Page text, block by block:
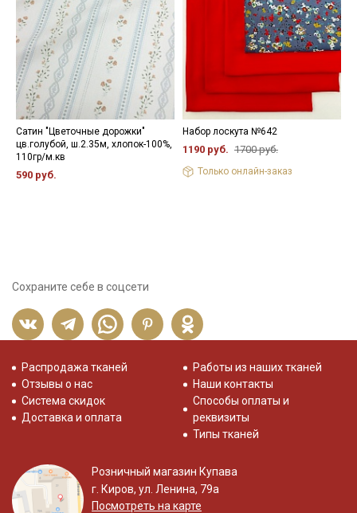
Сатин "Цветочные дорожки"
цв.голубой, ш.2.35м, хлопок-100%,
110гр/м.кв
590 руб.
Набор лоскута №642
1190 руб. 1700 руб.
Только онлайн-заказ
Сохраните себе в соцсети
Распродажа тканей
Отзывы о нас
Система скидок
Доставка и оплата
Работы из наших тканей
Наши контакты
Способы оплаты и
реквизиты
Типы тканей
Розничный магазин Купава
г. Киров, ул. Ленина, 79а
Посмотреть на карте